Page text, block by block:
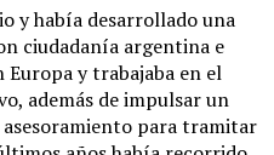
y había desarrollado una
ciudadanía argentina e
Europa y trabajaba en el
además de impulsar un
para tramitar